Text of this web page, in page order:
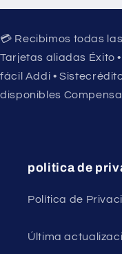
💳 Recibimos todas
Tarjetas aliadas Éxito
fácil Addi •
disponibles
politica de
Política de
Última